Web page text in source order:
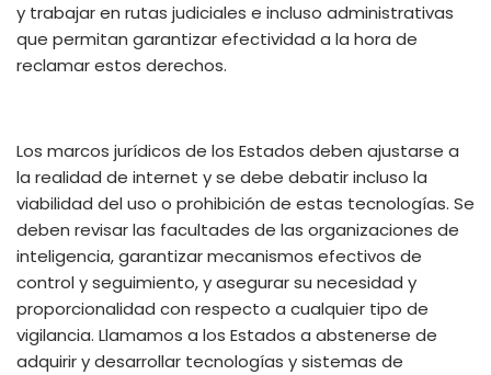
y trabajar en rutas judiciales e incluso administrativas
que permitan garantizar efectividad a la hora de
reclamar estos derechos.
Los marcos jurídicos de los Estados deben ajustarse a
la realidad de internet y se debe debatir incluso la
viabilidad del uso o prohibición de estas tecnologías. Se
deben revisar las facultades de las organizaciones de
inteligencia, garantizar mecanismos efectivos de
control y seguimiento, y asegurar su necesidad y
proporcionalidad con respecto a cualquier tipo de
vigilancia. Llamamos a los Estados a abstenerse de
adquirir y desarrollar tecnologías y sistemas de